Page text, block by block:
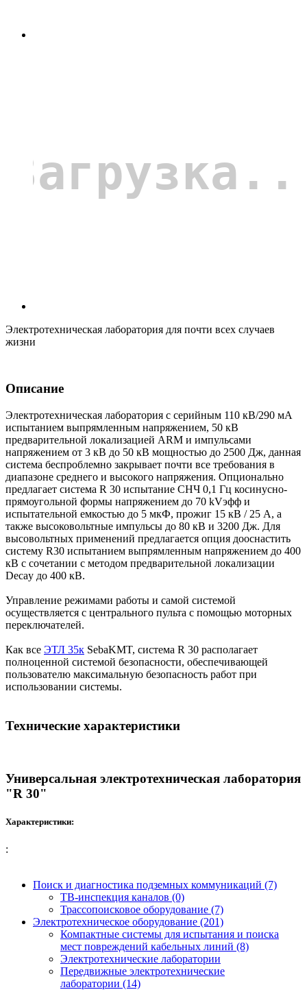
Электротехническая лаборатория для почти всех случаев
жизни
Описание
Электротехническая лаборатория с серийным 110 кВ/290 мА
испытанием выпрямленным напряжением, 50 кВ
предварительной локализацией ARM и импульсами
напряжением от 3 кВ до 50 кВ мощностью до 2500 Дж, данная
система беспроблемно закрывает почти все требования в
диапазоне среднего и высокого напряжения. Опционально
предлагает система R 30 испытание СНЧ 0,1 Гц косинусно-
прямоугольной формы напряжением до 70 kVэфф и
испытательной емкостью до 5 мкФ, прожиг 15 кВ / 25 А, а
также высоковольтные импульсы до 80 кВ и 3200 Дж. Для
высовольтных применений предлагается опция дооснастить
систему R30 испытанием выпрямленным напряжением до 400
кВ с сочетании с методом предварительной локализации
Decay до 400 кВ.
Управление режимами работы и самой системой
осуществляется с центрального пульта с помощью моторных
переключателей.
Как все ЭТЛ 35к SebaKMT, система R 30 располагает
полноценной системой безопасности, обеспечивающей
пользователю максимальную безопасность работ при
использовании системы.
Технические характеристики
Универсальная электротехническая лаборатория
"R 30"
Характеристики:
:
Поиск и диагностика подземных коммуникаций (7)
ТВ-инспекция каналов (0)
Трассопоисковое оборудование (7)
Электротехническое оборудование (201)
Компактные системы для испытания и поиска
мест повреждений кабельных линий (8)
Электротехнические лаборатории
Передвижные электротехнические
лаборатории (14)